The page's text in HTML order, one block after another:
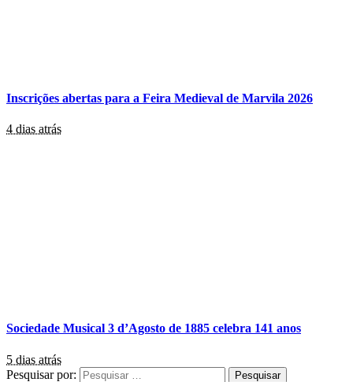
Inscrições abertas para a Feira Medieval de Marvila 2026
4 dias atrás
Sociedade Musical 3 d’Agosto de 1885 celebra 141 anos
5 dias atrás
Pesquisar por: